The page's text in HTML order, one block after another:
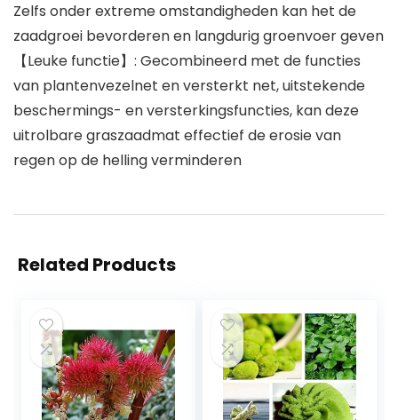
Zelfs onder extreme omstandigheden kan het de
zaadgroei bevorderen en langdurig groenvoer geven
【Leuke functie】: Gecombineerd met de functies
van plantenvezelnet en versterkt net, uitstekende
beschermings- en versterkingsfuncties, kan deze
uitrolbare graszaadmat effectief de erosie van
regen op de helling verminderen
Related Products